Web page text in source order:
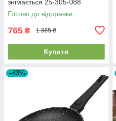
знімається 25-305-088
Готово до відправки
765 ₴ 1 365 ₴
Купити
–43%